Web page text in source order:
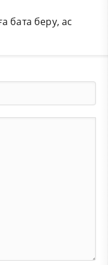
бата беру, ас